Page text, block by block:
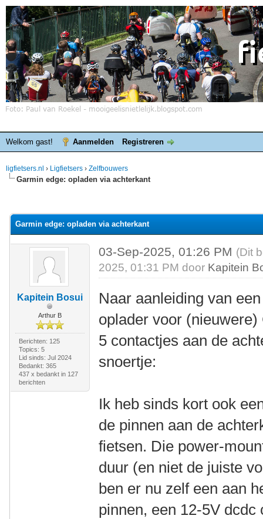
Welkom gast! Aanmelden Registreren
ligfietsers.nl › Ligfietsers › Zelfbouwers
Garmin edge: opladen via achterkant
Garmin edge: opladen via achterkant
Kapitein Bosui
Arthur B
Berichten: 125
Topics: 5
Lid sinds: Jul 2024
Bedankt: 365
437 x bedankt in 127
berichten
03-Sep-2025, 01:26 PM (Dit
2025, 01:31 PM door Kapitein
Naar aanleiding van
oplader voor
5 contactjes aan de
snoertje:
Ik heb sinds kort ook
de pinnen aan de
fietsen. Die power-
duur (en niet de juiste
ben er nu zelf een aan
pinnen, een 12-5V